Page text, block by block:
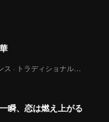
ロマンス · トラディショナル・コスチューム
瞬、恋は燃え上がる